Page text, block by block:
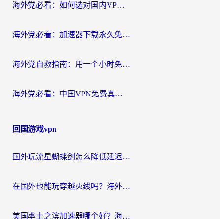
海外党必看：如何选对国内VPN，实现无缝访问国内资源？
海外党必看：加速器下载永久免费版真的存在吗？教你无缝访问国内资源的正确姿势
海外党自救指南：用一个小时免费加速器，轻松打破国内资源访问壁垒？
海外党必看：中国VPN免费真的靠谱吗？手把手教你选对回国加速器
回国游戏vpn
国外玩流星蝴蝶剑怎么降低延迟？海外党必看的加速秘籍（含欧洲鸣潮&彩虹岛优化攻略）
在国外也能玩穿越火线吗？海外玩家国服游戏畅玩终极指南
美国率土之滨加速器哪个好？海外党国服游戏畅玩终极指南（附多游戏解决方案）